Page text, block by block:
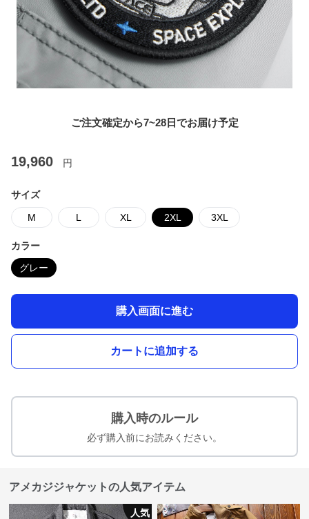
ご注文確定から7~28日でお届け予定
19,960 円
サイズ
M L XL 2XL 3XL
カラー
グレー
購入画面に進む
カートに追加する
購入時のルール
必ず購入前にお読みください。
アメカジジャケットの人気アイテム
人気